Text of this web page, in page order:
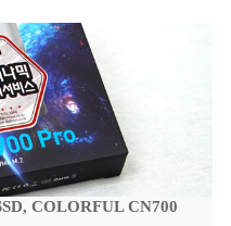
COLORFUL CN700